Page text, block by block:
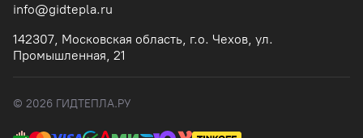
info@gidtepla.ru
142307, Московская область, г.о. Чехов, ул.
Промышленная, 21
© 2026 ГИДТЕПЛА.РУ